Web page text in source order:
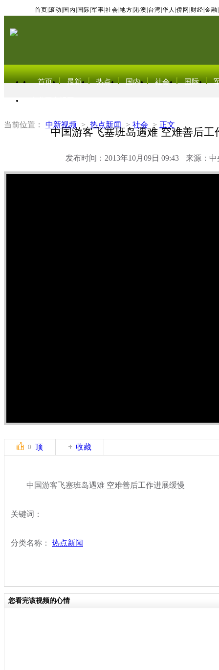
首页 滚动 国内 国际 军事 社会 地方 港澳 台湾 华人 侨网 财经 金融
首页 最新 热点 国内 社会 国际
当前位置： 中新视频 > 热点新闻 > 社会 > 正文
中国游客飞塞班岛遇难 空难善后工
发布时间：2013年10月09日 09:43 来源：中
0 顶 收藏
中国游客飞塞班岛遇难 空难善后工作进展缓慢
关键词：
分类名称： 热点新闻
您看完该视频的心情